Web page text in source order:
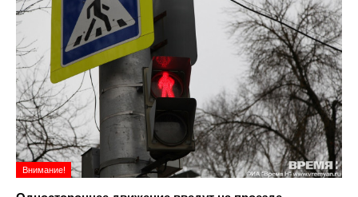
Внимание!